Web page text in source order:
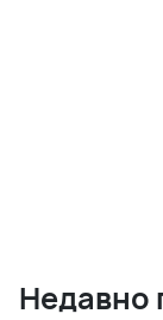
Недавно